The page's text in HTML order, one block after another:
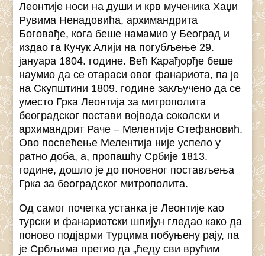
Леонтије носи на души и крв мученика Хаџи
Рувима Ненадовића, архимандрита
Боговађе, кога беше намамио у Београд и
издао га Кучук Алији на погубљење 29.
јануара 1804. године. Већ Карађорђе беше
наумио да се отараси овог фанариота, па је
на Скупштини 1809. године закључено да се
уместо Грка Леонтија за митрополита
београдског постави војвода соколски и
архимандрит Раче – Мелентије Стефановић.
Ово посвећење Мелентија није успело у
ратно доба, а, пропашћу Србије 1813.
године, дошло је до поновног постављења
Грка за београдског митрополита.
Од самог почетка устанка је Леонтије као
турски и фанариотски шпијун гледао како да
поново подјарми Турцима побуњену рају, па
је Србљима претио да „ћеду сви врућим